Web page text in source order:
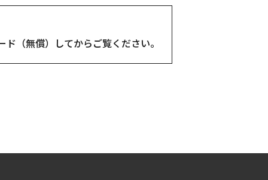
（無償）してからご覧ください。